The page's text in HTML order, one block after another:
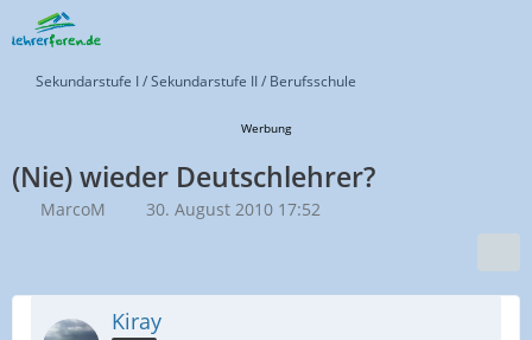
Sekundarstufe I / Sekundarstufe II / Berufsschule
Werbung
(Nie) wieder Deutschlehrer?
MarcoM 30. August 2010 17:52
Kiray